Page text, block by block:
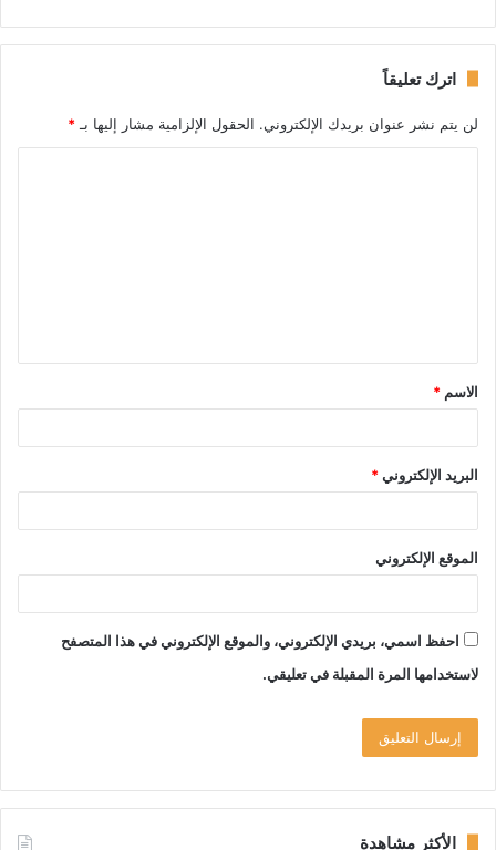
اترك تعليقاً
لن يتم نشر عنوان بريدك الإلكتروني. الحقول الإلزامية مشار إليها بـ *
ق
*
الاسم *
البريد الإلكتروني*
الموقع الإلكتروني
احفظ اسمي، بريدي الإلكتروني، والموقع الإلكتروني في هذا المتصفح
لاستخدامها المرة المقبلة في تعليقي.
الأكثر مشاهدة